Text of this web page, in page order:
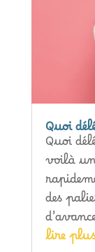
Quoi
Quoi
voilà
des
lire plus